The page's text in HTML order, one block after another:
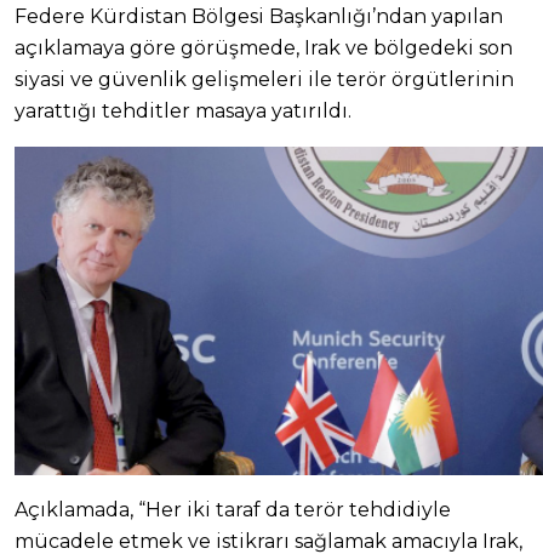
Federe Kürdistan Bölgesi Başkanlığı’ndan yapılan
açıklamaya göre görüşmede, Irak ve bölgedeki son
siyasi ve güvenlik gelişmeleri ile terör örgütlerinin
yarattığı tehditler masaya yatırıldı.
Açıklamada, “Her iki taraf da terör tehdidiyle
mücadele etmek ve istikrarı sağlamak amacıyla Irak,